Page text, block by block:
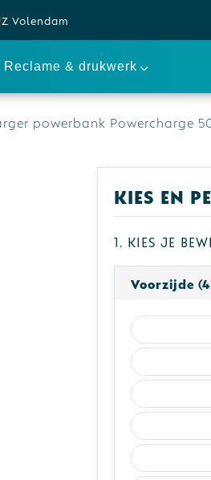
Volendam
Reclame & drukwerk
powerbank Powercharge
Kies en
1. Kies je
Voorzijde